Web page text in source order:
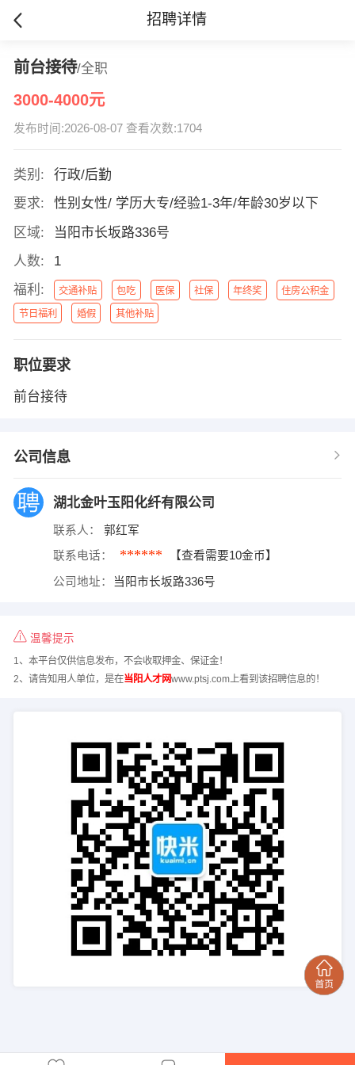
招聘详情
前台接待/全职
3000-4000元
发布时间:2026-08-07 查看次数:1704
类别:
行政/后勤
要求:
性别女性/ 学历大专/经验1-3年/年龄30岁以下
区域:
当阳市长坂路336号
人数:
1
福利:
交通补贴 包吃 医保 社保 年终奖 住房公积金
节日福利 婚假 其他补贴
职位要求
前台接待
公司信息
湖北金叶玉阳化纤有限公司
联系人： 郭红军
联系电话： ****** 【查看需要10金币】
公司地址： 当阳市长坂路336号
温馨提示
1、本平台仅供信息发布，不会收取押金、保证金！
2、请告知用人单位，是在当阳人才网www.ptsj.com上看到该招聘信息的！